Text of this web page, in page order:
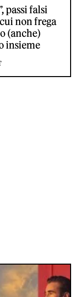
passi falsi
non frega
(anche)
insieme